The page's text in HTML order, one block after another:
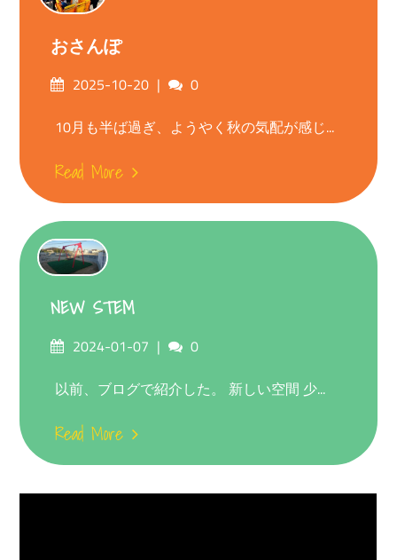
おさんぽ
Posted2025-10-20 Comments
0
10月も半ば過ぎ、ようやく秋の気配が感じ...
Read More
NEW STEM
Posted2024-01-07 Comments
0
以前、ブログで紹介した。 新しい空間 少...
Read More